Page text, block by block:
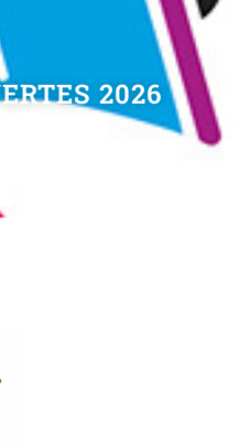
2026